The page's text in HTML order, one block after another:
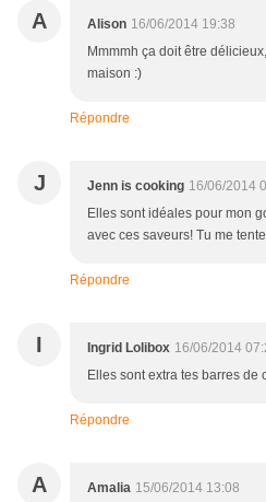
A Alison 16/06/2014 19:38
Mmmmh ça doit être
maison :)
Répondre
J Jenn is cooking 16/06/2014
Elles sont idéales pour mon
avec ces saveurs! Tu me
Répondre
I Ingrid Lolibox 16/06/2014
Elles sont extra tes barres de
Répondre
A Amalia 15/06/2014 13:08